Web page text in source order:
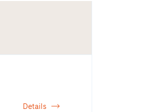
Details